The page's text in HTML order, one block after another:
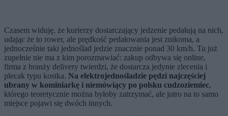
Czasem widuję, że kurierzy dostarczający jedzenie pedałują na nich,
udając że to rower, ale prędkość pedałowania jest znikoma, a
jednocześnie taki jednoślad jedzie znacznie ponad 30 km/h. Tu już
zupełnie nie ma z kim porozmawiać: zakup odbywa się online,
firma z branży delivery twierdzi, że dostarcza jedynie zlecenia i
plecak typu kostka. Na elektrojednośladzie pędzi najczęściej
ubrany w kominiarkę i niemówiący po polsku cudzoziemiec,
którego teoretycznie można byłoby zatrzymać, ale jutro na to samo
miejsce pojawi się dwóch innych.